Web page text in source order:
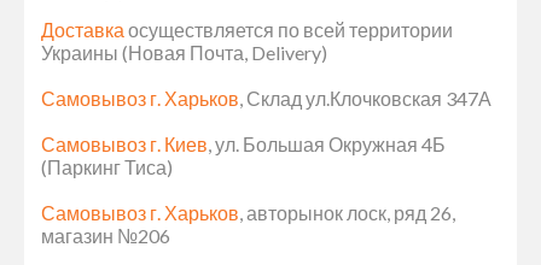
Доставка осуществляется по всей территории
Украины (Новая Почта, Delivery)
Самовывоз г. Харьков, Склад ул.Клочковская 347А
Самовывоз г. Киев, ул. Большая Окружная 4Б
(Паркинг Тиса)
Самовывоз г. Харьков, авторынок лоск, ряд 26,
магазин №206